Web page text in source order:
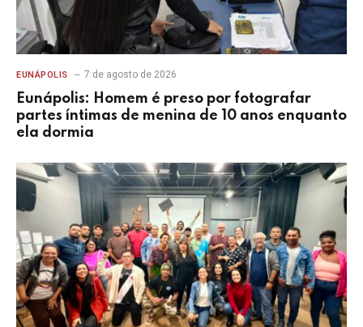
EUNÁPOLIS 7 de agosto de 2026
Eunápolis: Homem é preso por fotografar
partes íntimas de menina de 10 anos enquanto
ela dormia